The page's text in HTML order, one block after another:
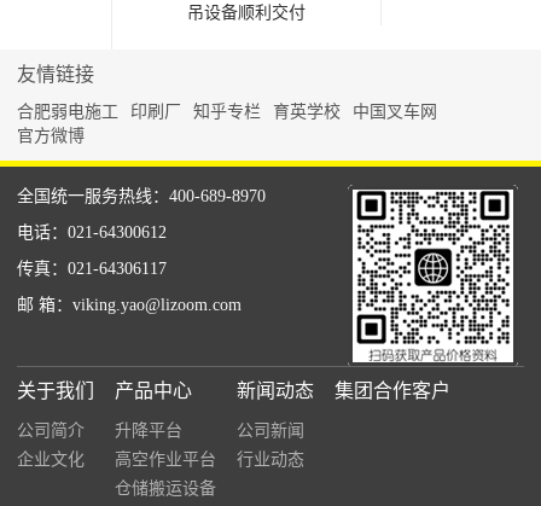
吊设备顺利交付
友情链接
合肥弱电施工 印刷厂 知乎专栏 育英学校
中国叉车网
官方微博
全国统一服务热线：400-689-8970
电话：021-64300612
传真：021-64306117
邮 箱：viking.yao@lizoom.com
关于我们
公司简介
企业文化
产品中心
升降平台
高空作业平台
仓储搬运设备
新闻动态
公司新闻
行业动态
集团合作客户